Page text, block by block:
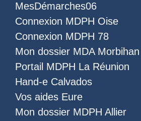
MesDémarches06
Connexion MDPH Oise
Connexion MDPH 78
Mon dossier MDA Morbihan
Portail MDPH La Réunion
Hand-e Calvados
Vos aides Eure
Mon dossier MDPH Allier